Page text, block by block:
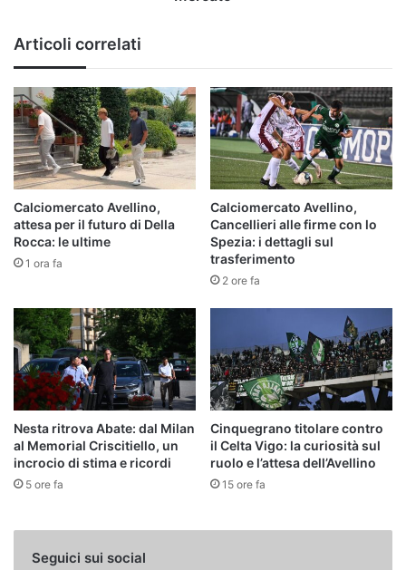
Articoli correlati
Calciomercato Avellino,
attesa per il futuro di Della
Rocca: le ultime
1 ora fa
Calciomercato Avellino,
Cancellieri alle firme con lo
Spezia: i dettagli sul
trasferimento
2 ore fa
Nesta ritrova Abate: dal Milan
al Memorial Criscitiello, un
incrocio di stima e ricordi
5 ore fa
Cinquegrano titolare contro
il Celta Vigo: la curiosità sul
ruolo e l’attesa dell’Avellino
15 ore fa
Seguici sui social